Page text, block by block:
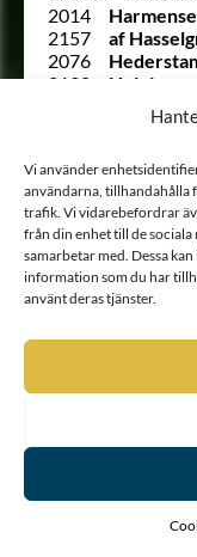
Vi använder
användarna, tillhandahålla
trafik. Vi vidarebefordrar
från din enhet till de
samarbetar med. Dessa
information som du har
använt deras tjänster.
2014
2157
af
2076
2190
Helvig
von
Ointroducerad
2101
2150
von
2155
1910 A
Horn af
92
Horn af
2075
af Huss
2177 B
af
Kjerrulf
2132 A
af
2185
af Klint
af
von
Krabbe